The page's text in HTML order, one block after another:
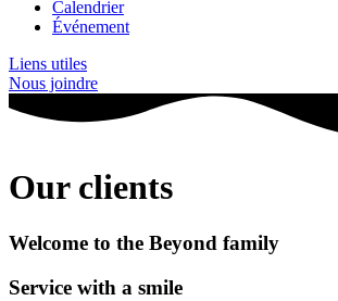
Calendrier
Événement
Liens utiles
Nous joindre
Our clients
Welcome to the Beyond family
Service with a smile